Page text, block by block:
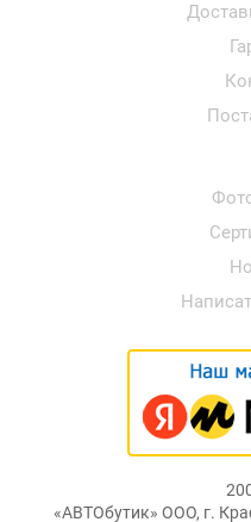
«АВТОбутик» ООО, г.